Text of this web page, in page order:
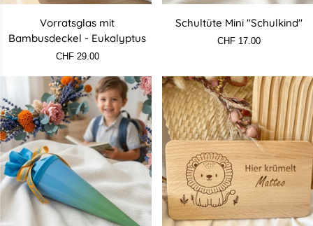
Vorratsglas
mit
Eukalyptus
Vorratsglas mit
Bambusdeckel - Eukalyptus
CHF 29.00
Schultüte
"Schulkind"
Schultüte Mini "Schulkind"
CHF 17.00